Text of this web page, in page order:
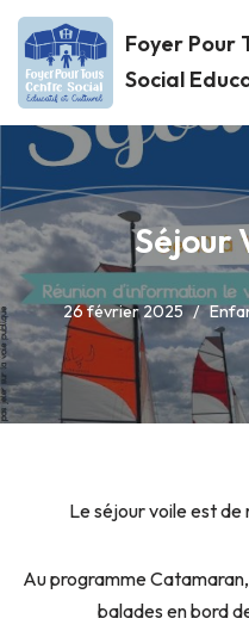
Aller
au
contenu
Foyer Pour
Social
Séjour
26 février 2025
Le séjour voile est de
Au programme
balades en bord